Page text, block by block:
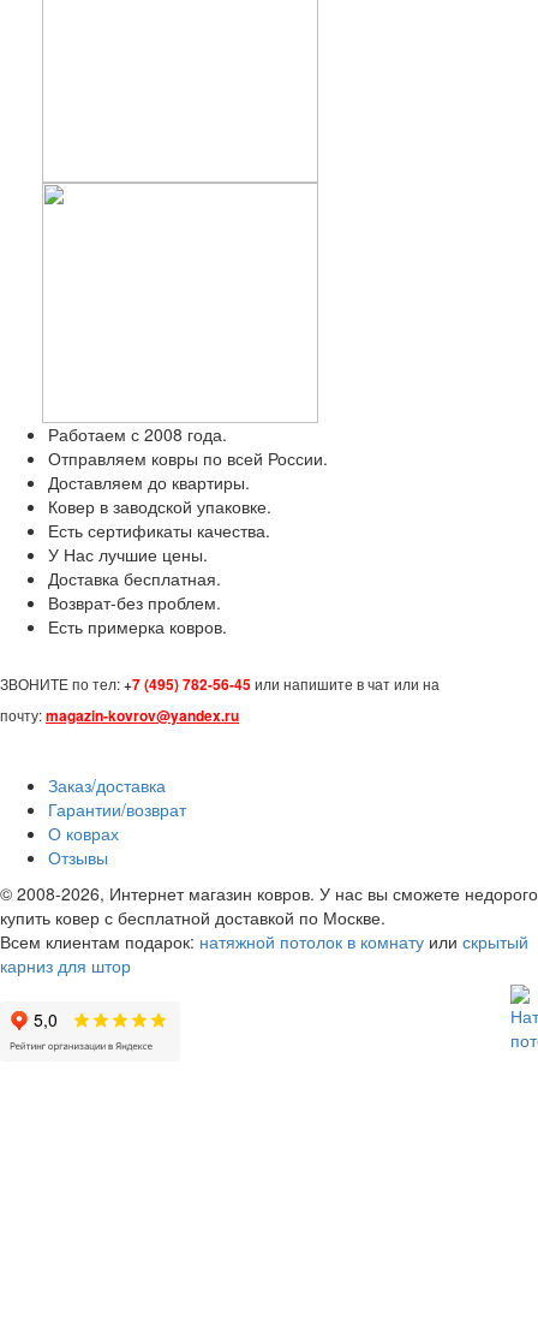
Работаем с 2008 года.
Отправляем ковры по всей России.
Доставляем до квартиры.
Ковер в заводской упаковке.
Есть сертификаты качества.
У Нас лучшие цены.
Доставка бесплатная.
Возврат-без проблем.
Есть примерка ковров.
ЗВОНИТЕ по тел:+7 (495) 782-56-45или напишите в чат или на
почту:magazin-kovrov@yandex.ru
Заказ/доставка
Гарантии/возврат
О коврах
Отзывы
© 2008-2026, Интернет магазин ковров. У нас вы сможете недорого
купить ковер с бесплатной доставкой по Москве.
Всем клиентам подарок: натяжной потолок в комнату или скрытый
карниз для штор